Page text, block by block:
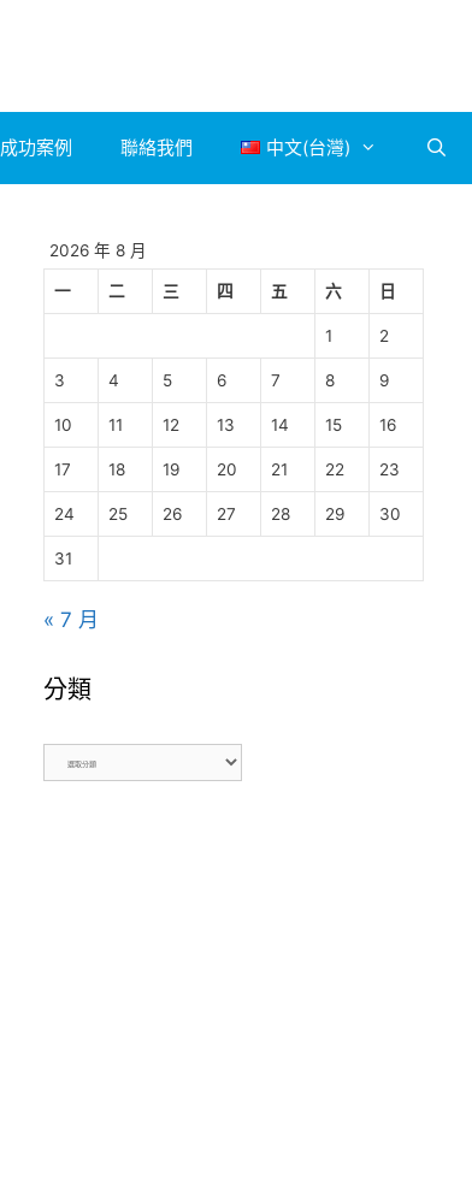
成功案例 聯絡我們 中文(台灣)
2026 年 8 月
一 二 三 四 五 六 日
1 2
3 4 5 6 7 8 9
10 11 12 13 14 15 16
17 18 19 20 21 22 23
24 25 26 27 28 29 30
31
« 7 月
分類